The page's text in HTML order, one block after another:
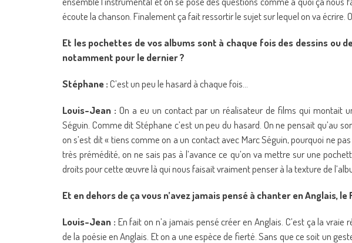
écoute la chanson. Finalement ça fait ressortir le sujet sur lequel on va écrire.
Et les pochettes de vos albums sont à chaque fois des dessins ou
notamment pour le dernier ?
Stéphane :C’est un peu le hasard à chaque fois…
Louis-Jean : On a eu un contact par un réalisateur de films qui montait
Séguin. Comme dit Stéphane c’est un peu du hasard. On ne pensait qu’au
on s’est dit « tiens comme on a un contact avec Marc Séguin, pourquoi ne
très prémédité, on ne sais pas à l’avance ce qu’on va mettre sur une
droits pour cette œuvre là qui nous faisait vraiment penser à la texture de
Et en dehors de ça vous n’avez jamais pensé à chanter en Anglais, le
Louis-Jean : En fait on n’a jamais pensé créer en Anglais. C’est ça la vraie
de la poésie en Anglais. Et on a une espèce de fierté. Sans que ce soit un